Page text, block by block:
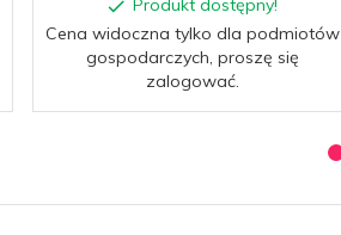
Produkt dostępny!
Cena widoczna tylko dla podmiotów
gospodarczych, proszę się
zalogować.